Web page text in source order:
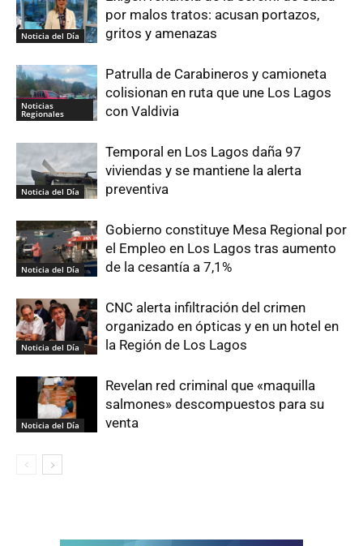
Noticia del Día
por malos tratos: acusan portazos,
gritos y amenazas
Noticias
Regionales
Patrulla de Carabineros y camioneta
colisionan en ruta que une Los Lagos
con Valdivia
Noticia del Día
Temporal en Los Lagos daña 97
viviendas y se mantiene la alerta
preventiva
Noticia del Día
Gobierno constituye Mesa Regional por
el Empleo en Los Lagos tras aumento
de la cesantía a 7,1%
Noticia del Día
CNC alerta infiltración del crimen
organizado en ópticas y en un hotel en
la Región de Los Lagos
Noticia del Día
Revelan red criminal que «maquilla
salmones» descompuestos para su
venta